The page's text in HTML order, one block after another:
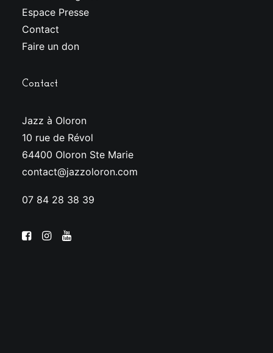
Espace Presse
Contact
Faire un don
Contact
Jazz à Oloron
10 rue de Révol
64400 Oloron Ste Marie
contact@jazzoloron.com
07 84 28 38 39